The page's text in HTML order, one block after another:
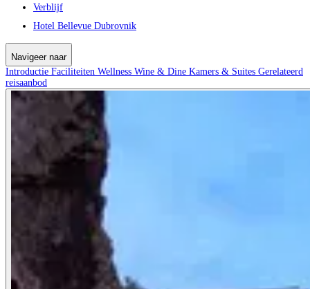
Verblijf
Hotel Bellevue Dubrovnik
Navigeer naar
Introductie Faciliteiten Wellness Wine & Dine Kamers & Suites Gerelateerd
reisaanbod